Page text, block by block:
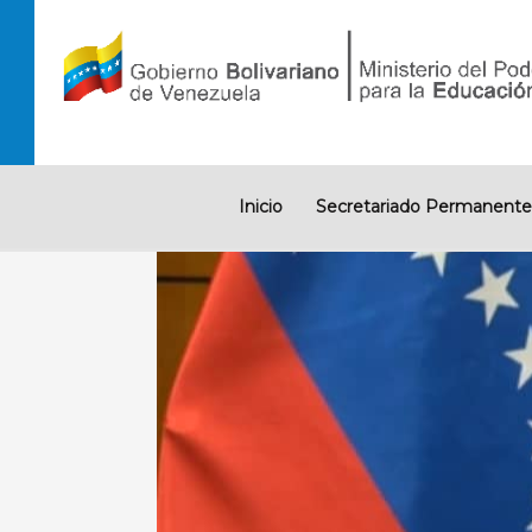
contenido
Inicio Secretariado Permanente